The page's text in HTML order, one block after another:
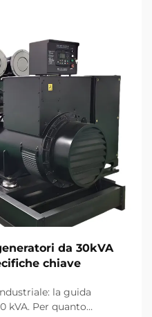
da 30kVA
chiave
la guida
kVA. Per quanto